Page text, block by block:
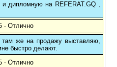
и дипломную на REFERAT.GQ ,
- Отлично
же на продажу выставляю,
быстро делают.
- Отлично